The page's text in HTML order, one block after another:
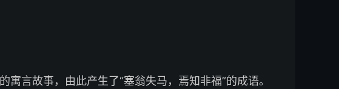
寓言故事，由此产生了“塞翁失马，焉知非福”的成语。